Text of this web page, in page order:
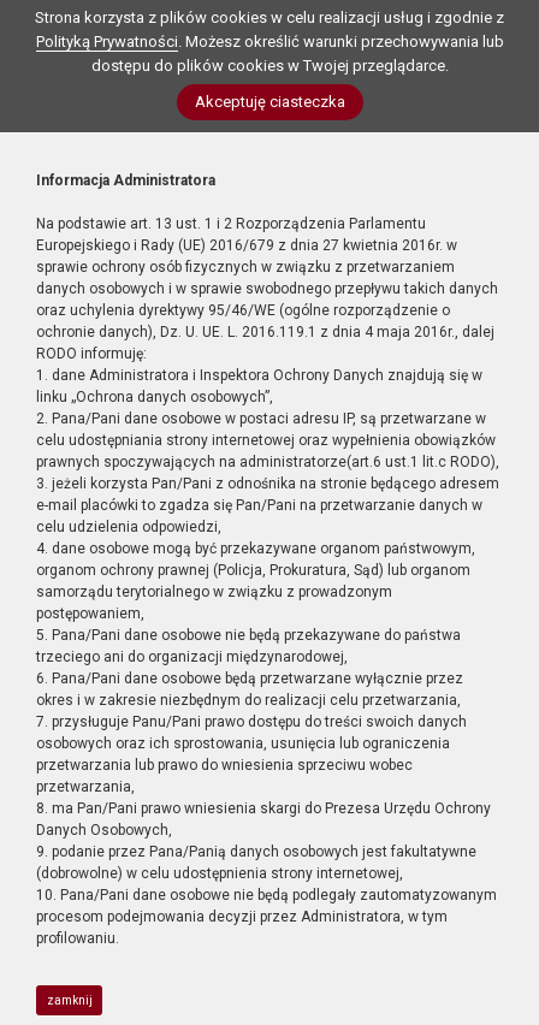
Strona korzysta z plików cookies w celu realizacji usług i zgodnie z
Polityką Prywatności. Możesz określić warunki przechowywania lub
dostępu do plików cookies w Twojej przeglądarce.
Akceptuję ciasteczka
Informacja Administratora
Na podstawie art. 13 ust. 1 i 2 Rozporządzenia Parlamentu
Europejskiego i Rady (UE) 2016/679 z dnia 27 kwietnia 2016r. w
sprawie ochrony osób fizycznych w związku z przetwarzaniem
danych osobowych i w sprawie swobodnego przepływu takich danych
oraz uchylenia dyrektywy 95/46/WE (ogólne rozporządzenie o
ochronie danych), Dz. U. UE. L. 2016.119.1 z dnia 4 maja 2016r., dalej
RODO informuję:
1. dane Administratora i Inspektora Ochrony Danych znajdują się w
linku „Ochrona danych osobowych”,
2. Pana/Pani dane osobowe w postaci adresu IP, są przetwarzane w
celu udostępniania strony internetowej oraz wypełnienia obowiązków
prawnych spoczywających na administratorze(art.6 ust.1 lit.c RODO),
3. jeżeli korzysta Pan/Pani z odnośnika na stronie będącego adresem
e-mail placówki to zgadza się Pan/Pani na przetwarzanie danych w
celu udzielenia odpowiedzi,
4. dane osobowe mogą być przekazywane organom państwowym,
organom ochrony prawnej (Policja, Prokuratura, Sąd) lub organom
samorządu terytorialnego w związku z prowadzonym
postępowaniem,
5. Pana/Pani dane osobowe nie będą przekazywane do państwa
trzeciego ani do organizacji międzynarodowej,
6. Pana/Pani dane osobowe będą przetwarzane wyłącznie przez
okres i w zakresie niezbędnym do realizacji celu przetwarzania,
7. przysługuje Panu/Pani prawo dostępu do treści swoich danych
osobowych oraz ich sprostowania, usunięcia lub ograniczenia
przetwarzania lub prawo do wniesienia sprzeciwu wobec
przetwarzania,
8. ma Pan/Pani prawo wniesienia skargi do Prezesa Urzędu Ochrony
Danych Osobowych,
9. podanie przez Pana/Panią danych osobowych jest fakultatywne
(dobrowolne) w celu udostępnienia strony internetowej,
10. Pana/Pani dane osobowe nie będą podlegały zautomatyzowanym
procesom podejmowania decyzji przez Administratora, w tym
profilowaniu.
zamknij